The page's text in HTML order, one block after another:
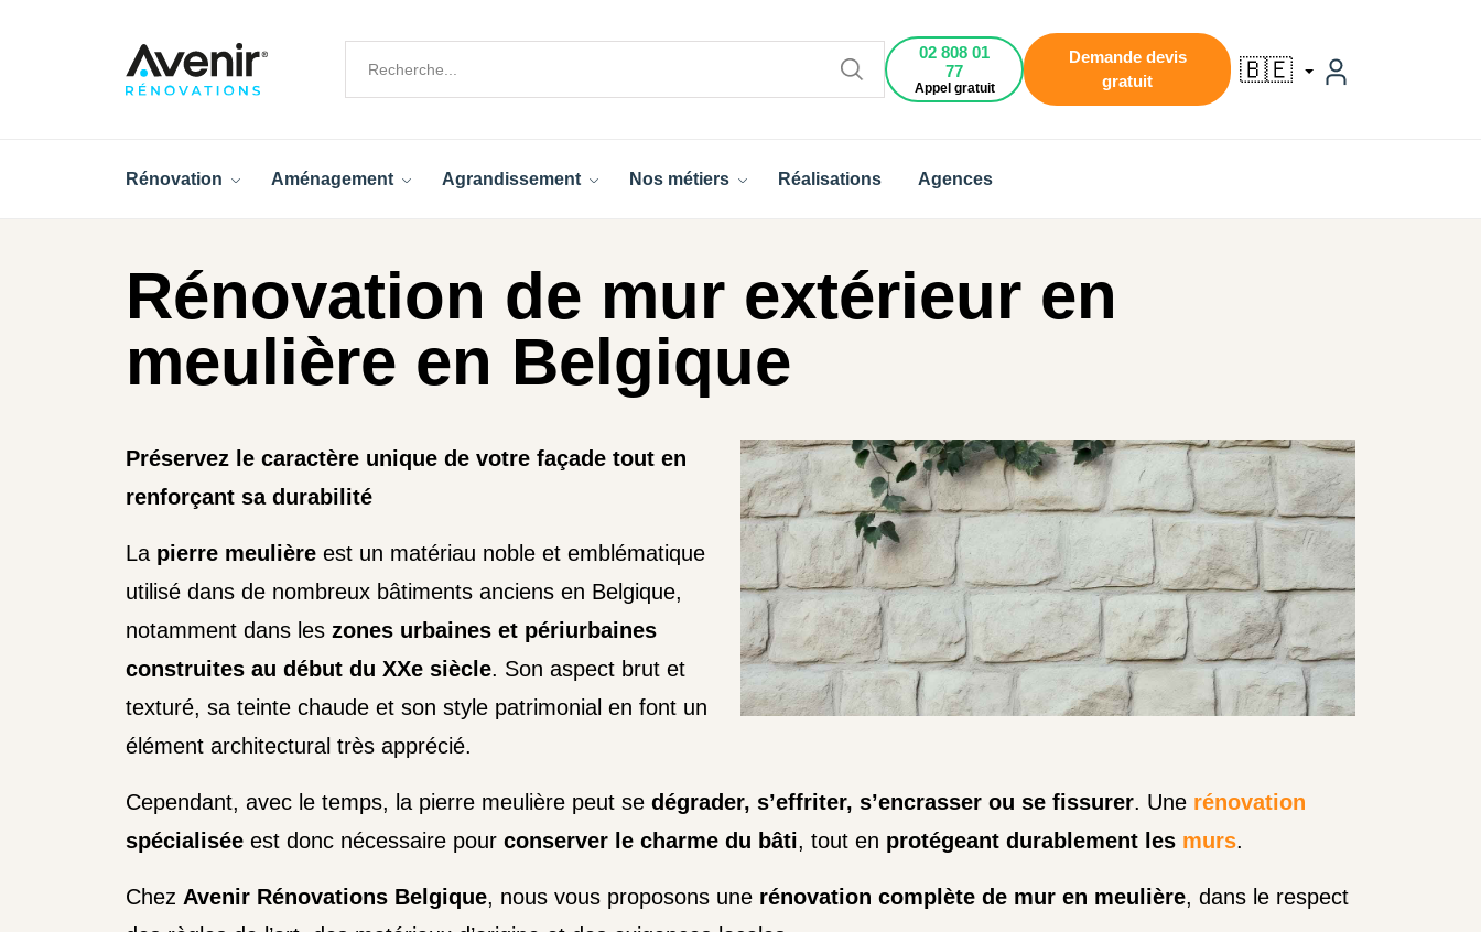
02 808 01
77
Appel gratuit
Demande devis
gratuit
🇧🇪
Rénovation Aménagement Agrandissement Nos métiers Réalisations Agences
Rénovation de mur extérieur en
meulière en Belgique
Préservez le caractère unique de votre façade tout en
renforçant sa durabilité
La pierre meulière est un matériau noble et emblématique
utilisé dans de nombreux bâtiments anciens en Belgique,
notamment dans les zones urbaines et périurbaines
construites au début du XXe siècle. Son aspect brut et
texturé, sa teinte chaude et son style patrimonial en font un
élément architectural très apprécié.
Cependant, avec le temps, la pierre meulière peut se dégrader, s’effriter, s’encrasser ou se fissurer. Une rénovation
spécialisée est donc nécessaire pour conserver le charme du bâti, tout en protégeant durablement les murs.
Chez Avenir Rénovations Belgique, nous vous proposons une rénovation complète de mur en meulière, dans le respect